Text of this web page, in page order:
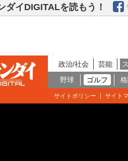
ダイDIGITALを読もう！
政治/社会 芸能
野球
ゴルフ
サイトポリシー サイト